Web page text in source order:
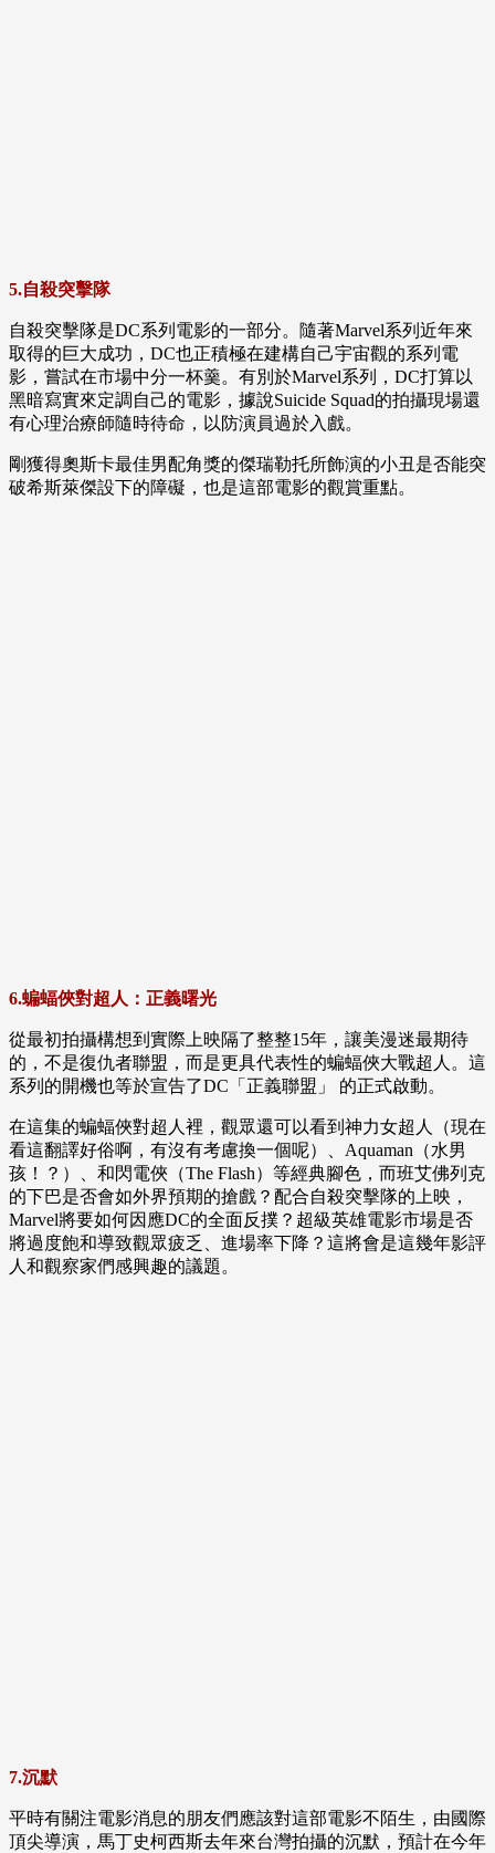
5.自殺突擊隊
自殺突擊隊是DC系列電影的一部分。隨著Marvel系列近年來
取得的巨大成功，DC也正積極在建構自己宇宙觀的系列電
影，嘗試在市場中分一杯羹。有別於Marvel系列，DC打算以
黑暗寫實來定調自己的電影，據說Suicide Squad的拍攝現場還
有心理治療師隨時待命，以防演員過於入戲。
剛獲得奧斯卡最佳男配角獎的傑瑞勒托所飾演的小丑是否能突
破希斯萊傑設下的障礙，也是這部電影的觀賞重點。
6.蝙蝠俠對超人：正義曙光
從最初拍攝構想到實際上映隔了整整15年，讓美漫迷最期待
的，不是復仇者聯盟，而是更具代表性的蝙蝠俠大戰超人。這
系列的開機也等於宣告了DC「正義聯盟」 的正式啟動。
在這集的蝙蝠俠對超人裡，觀眾還可以看到神力女超人（現在
看這翻譯好俗啊，有沒有考慮換一個呢）、Aquaman（水男
孩！？）、和閃電俠（The Flash）等經典腳色，而班艾佛列克
的下巴是否會如外界預期的搶戲？配合自殺突擊隊的上映，
Marvel將要如何因應DC的全面反撲？超級英雄電影市場是否
將過度飽和導致觀眾疲乏、進場率下降？這將會是這幾年影評
人和觀察家們感興趣的議題。
7.沉默
平時有關注電影消息的朋友們應該對這部電影不陌生，由國際
頂尖導演，馬丁史柯西斯去年來台灣拍攝的沉默，預計在今年